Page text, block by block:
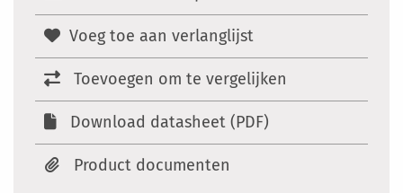
Voeg toe aan verlanglijst
Toevoegen om te vergelijken
Download datasheet (PDF)
Product documenten